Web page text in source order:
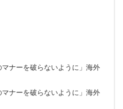
マナーを破らないように」海外
マナーを破らないように」海外